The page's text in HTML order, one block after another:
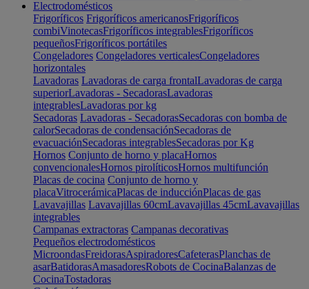
Electrodomésticos
Frigoríficos Frigoríficos americanosFrigoríficos
combiVinotecasFrigoríficos integrablesFrigoríficos
pequeñosFrigoríficos portátiles
Congeladores Congeladores verticalesCongeladores
horizontales
Lavadoras Lavadoras de carga frontalLavadoras de carga
superiorLavadoras - SecadorasLavadoras
integrablesLavadoras por kg
Secadoras Lavadoras - SecadorasSecadoras con bomba de
calorSecadoras de condensaciónSecadoras de
evacuaciónSecadoras integrablesSecadoras por Kg
Hornos Conjunto de horno y placaHornos
convencionalesHornos pirolíticosHornos multifunción
Placas de cocina Conjunto de horno y
placaVitrocerámicaPlacas de inducciónPlacas de gas
Lavavajillas Lavavajillas 60cmLavavajillas 45cmLavavajillas
integrables
Campanas extractoras Campanas decorativas
Pequeños electrodomésticos
MicroondasFreidorasAspiradoresCafeterasPlanchas de
asarBatidorasAmasadoresRobots de CocinaBalanzas de
CocinaTostadoras